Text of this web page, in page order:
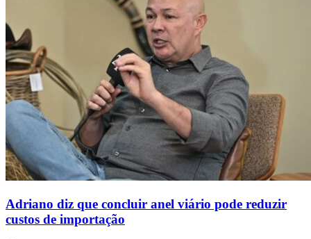
Adriano diz que concluir anel viário pode reduzir
custos de importação